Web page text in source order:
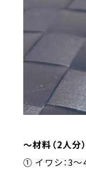
～材料（2人分
① イワシ：3～